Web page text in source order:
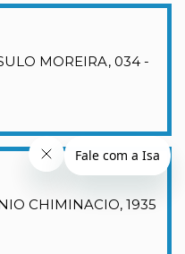
MOREIRA, 034 -
CHIMINACIO, 1935